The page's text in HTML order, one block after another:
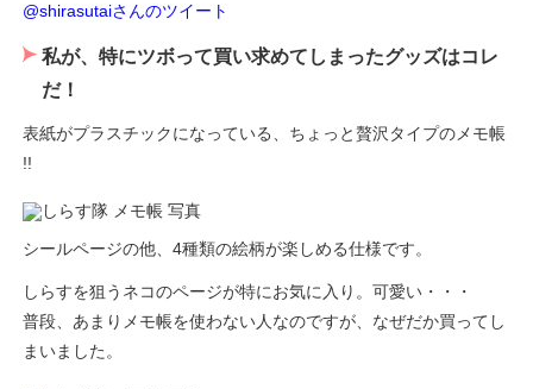
@shirasutaiさんのツイート
私が、特にツボって買い求めてしまったグッズはコレ
だ！
表紙がプラスチックになっている、ちょっと贅沢タイプのメモ帳
!!
シールページの他、4種類の絵柄が楽しめる仕様です。
しらすを狙うネコのページが特にお気に入り。可愛い・・・
普段、あまりメモ帳を使わない人なのですが、なぜだか買ってし
まいました。